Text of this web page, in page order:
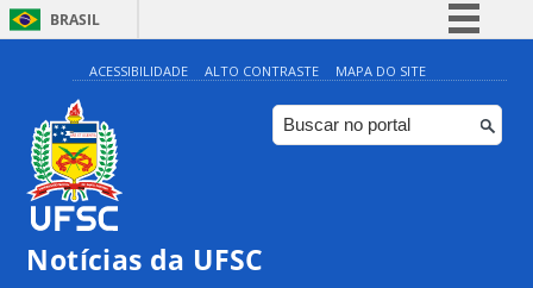
BRASIL
Simplifique!
Comunica BR
Participe
ACESSIBILIDADE ALTO CONTRASTE MAPA DO SITE
Notícias da UFSC